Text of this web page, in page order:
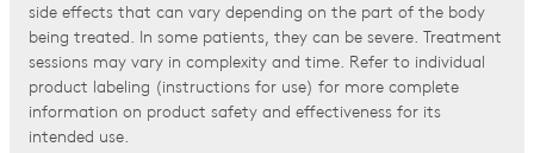
side effects that can vary depending on the part of the body
being treated. In some patients, they can be severe. Treatment
sessions may vary in complexity and time. Refer to individual
product labeling (instructions for use) for more complete
information on product safety and effectiveness for its
intended use.